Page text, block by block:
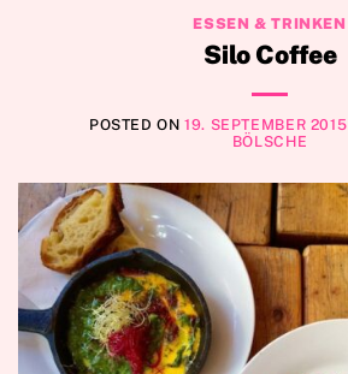
ESSEN & TRINKEN
Silo Coffee
POSTED ON19. SEPTEMBER 2015
BÖLSCHE